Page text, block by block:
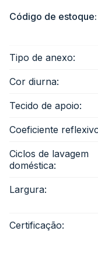
Código de estoque:
Tipo de anexo:
Cor diurna:
Tecido de apoio:
Coeficiente
Ciclos de lavagem
doméstica:
Largura:
Certificação: